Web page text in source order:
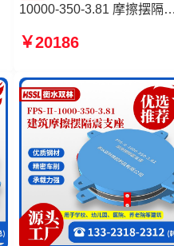
10000-350-3.81 摩擦摆隔
擦摆隔震支座FPSII-9000-
隔震支座生产厂家
￥20186